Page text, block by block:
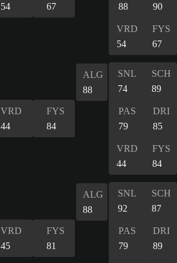
54
67
88
90
VRD
54
FYS
67
VRD
44
FYS
84
ALG
88
SNL
74
SCH
89
PAS
79
DRI
85
VRD
44
FYS
84
VRD
45
FYS
81
ALG
88
SNL
92
SCH
87
PAS
79
DRI
89